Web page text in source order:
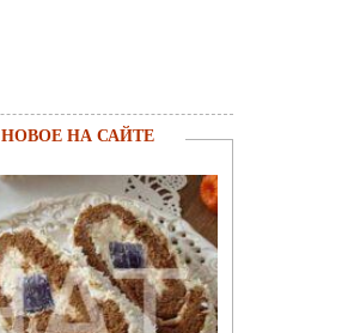
НОВОЕ НА САЙТЕ